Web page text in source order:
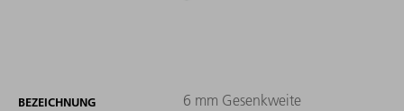
BEZEICHNUNG 6 mm Gesenkweite